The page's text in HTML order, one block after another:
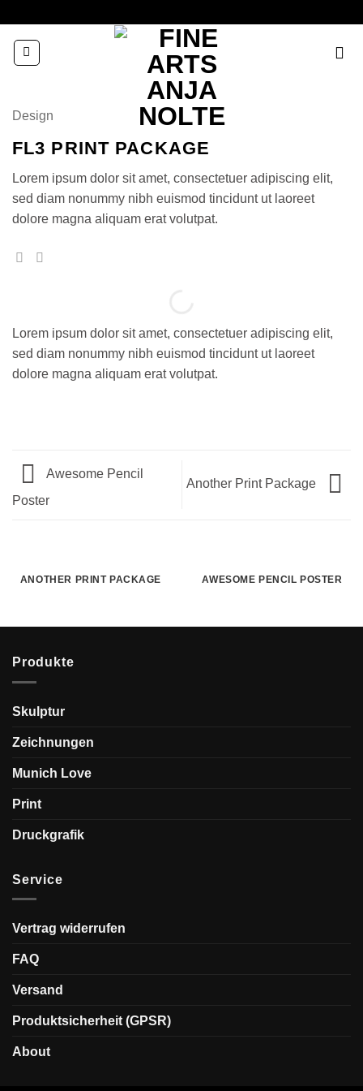
springen
Design
FL3 PRINT PACKAGE
Lorem ipsum dolor sit amet, consectetuer adipiscing elit,
sed diam nonummy nibh euismod tincidunt ut laoreet
dolore magna aliquam erat volutpat.
Lorem ipsum dolor sit amet, consectetuer adipiscing elit,
sed diam nonummy nibh euismod tincidunt ut laoreet
dolore magna aliquam erat volutpat.
Awesome Pencil
Poster
Another Print Package
ANOTHER PRINT PACKAGE AWESOME PENCIL POSTER
Produkte
Skulptur
Zeichnungen
Munich Love
Print
Druckgrafik
Service
Vertrag widerrufen
FAQ
Versand
Produktsicherheit (GPSR)
About